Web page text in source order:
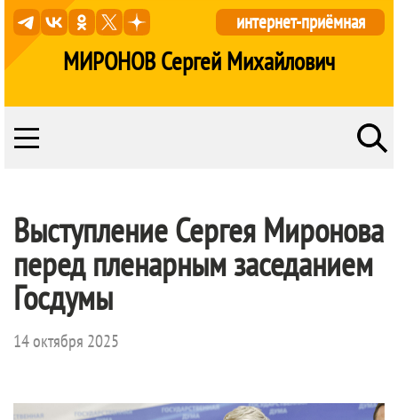
МИРОНОВ Сергей Михайлович
интернет-приёмная
Выступление Сергея Миронова
перед пленарным заседанием
Госдумы
14 октября 2025